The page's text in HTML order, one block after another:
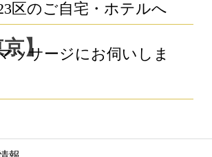
区のご自宅・ホテルへ
ッサージにお伺いしま
】